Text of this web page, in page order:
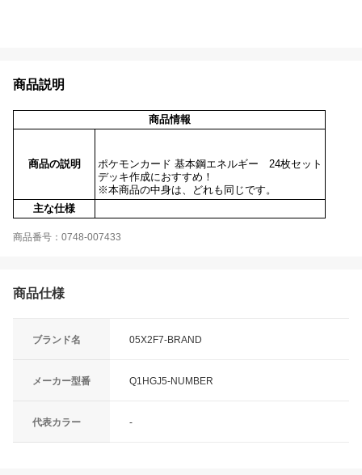
商品説明
商品情報
商品の説明
ポケモンカード 基本鋼エネルギー 24枚セット
デッキ作成におすすめ！
※本商品の中身は、どれも同じです。
主な仕様
商品番号：0748-007433
商品仕様
ブランド名 05X2F7-BRAND
メーカー型番 Q1HGJ5-NUMBER
代表カラー -